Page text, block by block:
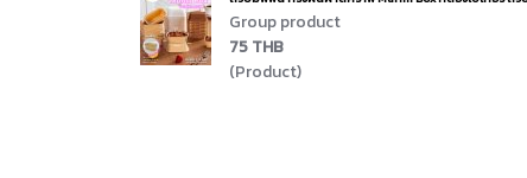
Group product
75 THB
(Product)